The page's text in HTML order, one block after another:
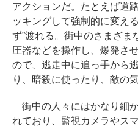
アクションだ。たとえば道
ッキングして強制的に変え
ず”渡れる。街中のさまざ
圧器などを操作し、爆発さ
ので、逃走中に追っ手から
り、暗殺に使ったり、敵の
街中の人々にはかなり細
れており、監視カメラやス